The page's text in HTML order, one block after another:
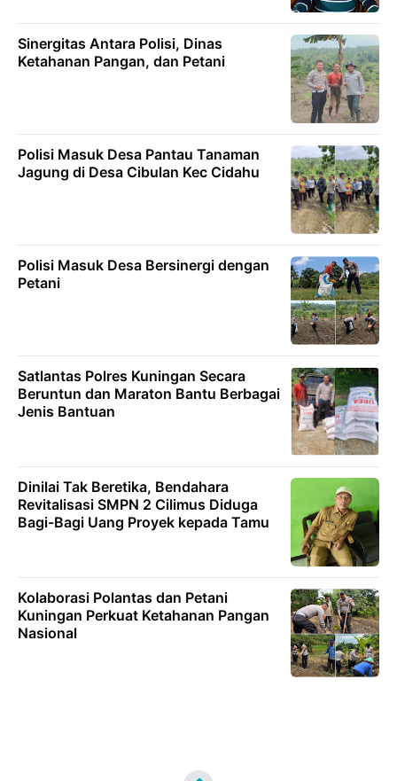
Sinergitas Antara Polisi, Dinas
Ketahanan Pangan, dan Petani
Polisi Masuk Desa Pantau Tanaman
Jagung di Desa Cibulan Kec Cidahu
Polisi Masuk Desa Bersinergi dengan
Petani
Satlantas Polres Kuningan Secara
Beruntun dan Maraton Bantu Berbagai
Jenis Bantuan
Dinilai Tak Beretika, Bendahara
Revitalisasi SMPN 2 Cilimus Diduga
Bagi-Bagi Uang Proyek kepada Tamu
Kolaborasi Polantas dan Petani
Kuningan Perkuat Ketahanan Pangan
Nasional